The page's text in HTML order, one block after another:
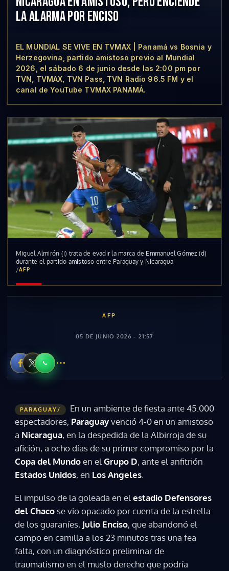
LA ALARMA POR ENCISO
EL MUNDIAL SE VIVE EN TVMAX | Panamá vs Bosnia y
Herzegovina, partido amistoso previo al Mundial
2026, el sábado 6 de junio desde las 2:00 pm por
TVN, TVMAX, TVN Pass, TVN Radio 96.5 FM y el
canal de YouTube TVMAX PANAMÁ.
Miguel Almirón (i) trata de evadir la marca de Emmanuel Gómez (d)
durante el partido amistoso entre Paraguay y Nicaragua
/AFP
AFP
05 DE JUNIO 2026 - 21:57
PARAGUAY/
En un ambiente de fiesta ante 45.000
espectadores, Paraguayvenció 4-0 en un amistoso
a Nicaragua, en la despedida de la Albirroja de su
afición, a ocho días de su primer compromiso por la
Copa del Mundoen el Grupo D, ante el anfitrión
Estados Unidos, en Los Angeles
El impulso de la goleada en el estadio Defensores
del Chaco se vio opacado por cuenta de la estrella
de los guaraníes, Julio Enciso, que abandonó el
campo en camilla a los 23 minutos tras una fea
falta, con un diagnóstico preliminar de
traumatismo en el muslo derecho que podría